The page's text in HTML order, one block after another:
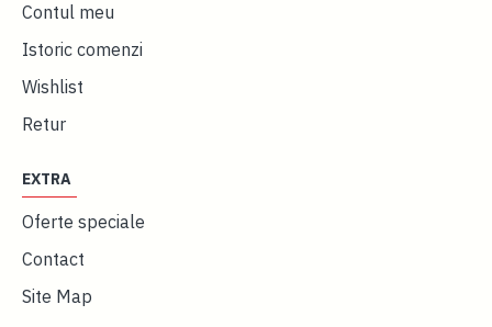
Contul meu
Istoric comenzi
Wishlist
Retur
EXTRA
Oferte speciale
Contact
Site Map